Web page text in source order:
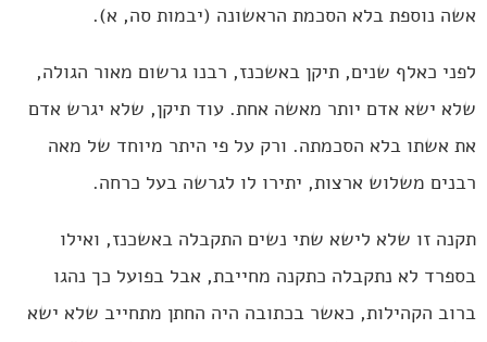
אשה נוספת בלא הסכמת הראשונה (יבמות סה, א).
לפני כאלף שנים, תיקן באשכנז, רבנו גרשום מאור הגולה,
שלא ישא אדם יותר מאשה אחת. עוד תיקן, שלא יגרש אדם
את אשתו בלא הסכמתה. ורק על פי היתר מיוחד של מאה
רבנים משלוש ארצות, יתירו לו לגרשה בעל כרחה.
תקנה זו שלא לישא שתי נשים התקבלה באשכנז, ואילו
בספרד לא נתקבלה כתקנה מחייבת, אבל בפועל כך נהגו
ברוב הקהילות, כאשר בכתובה היה החתן מתחייב שלא ישא